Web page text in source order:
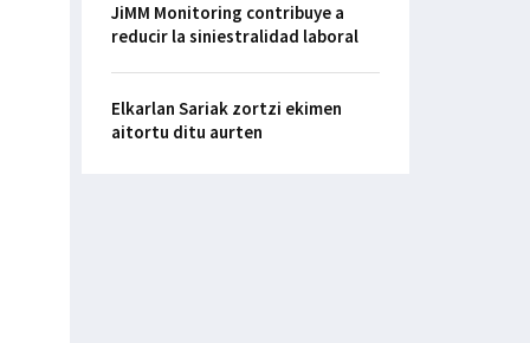
JiMM Monitoring contribuye a
reducir la siniestralidad laboral
Elkarlan Sariak zortzi ekimen
aitortu ditu aurten